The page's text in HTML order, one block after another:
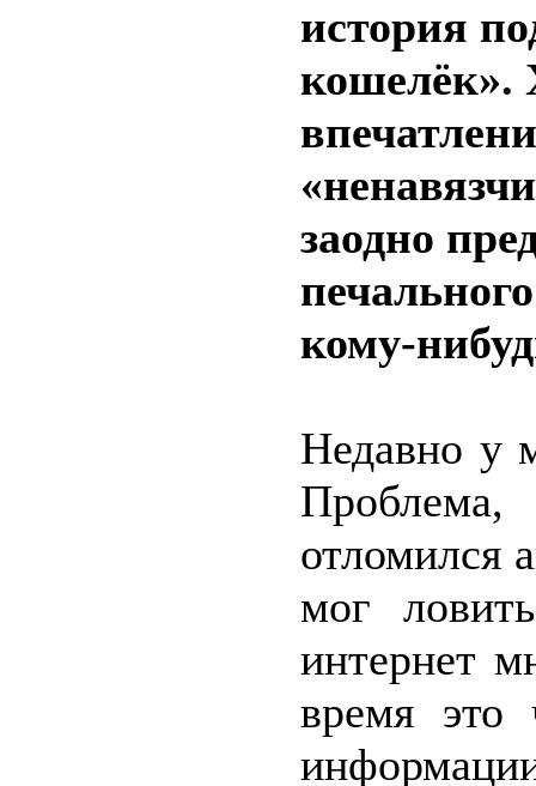
история
кошелёк».
заодно
кому-
Недавно у
отломился
мог
интернет
время это